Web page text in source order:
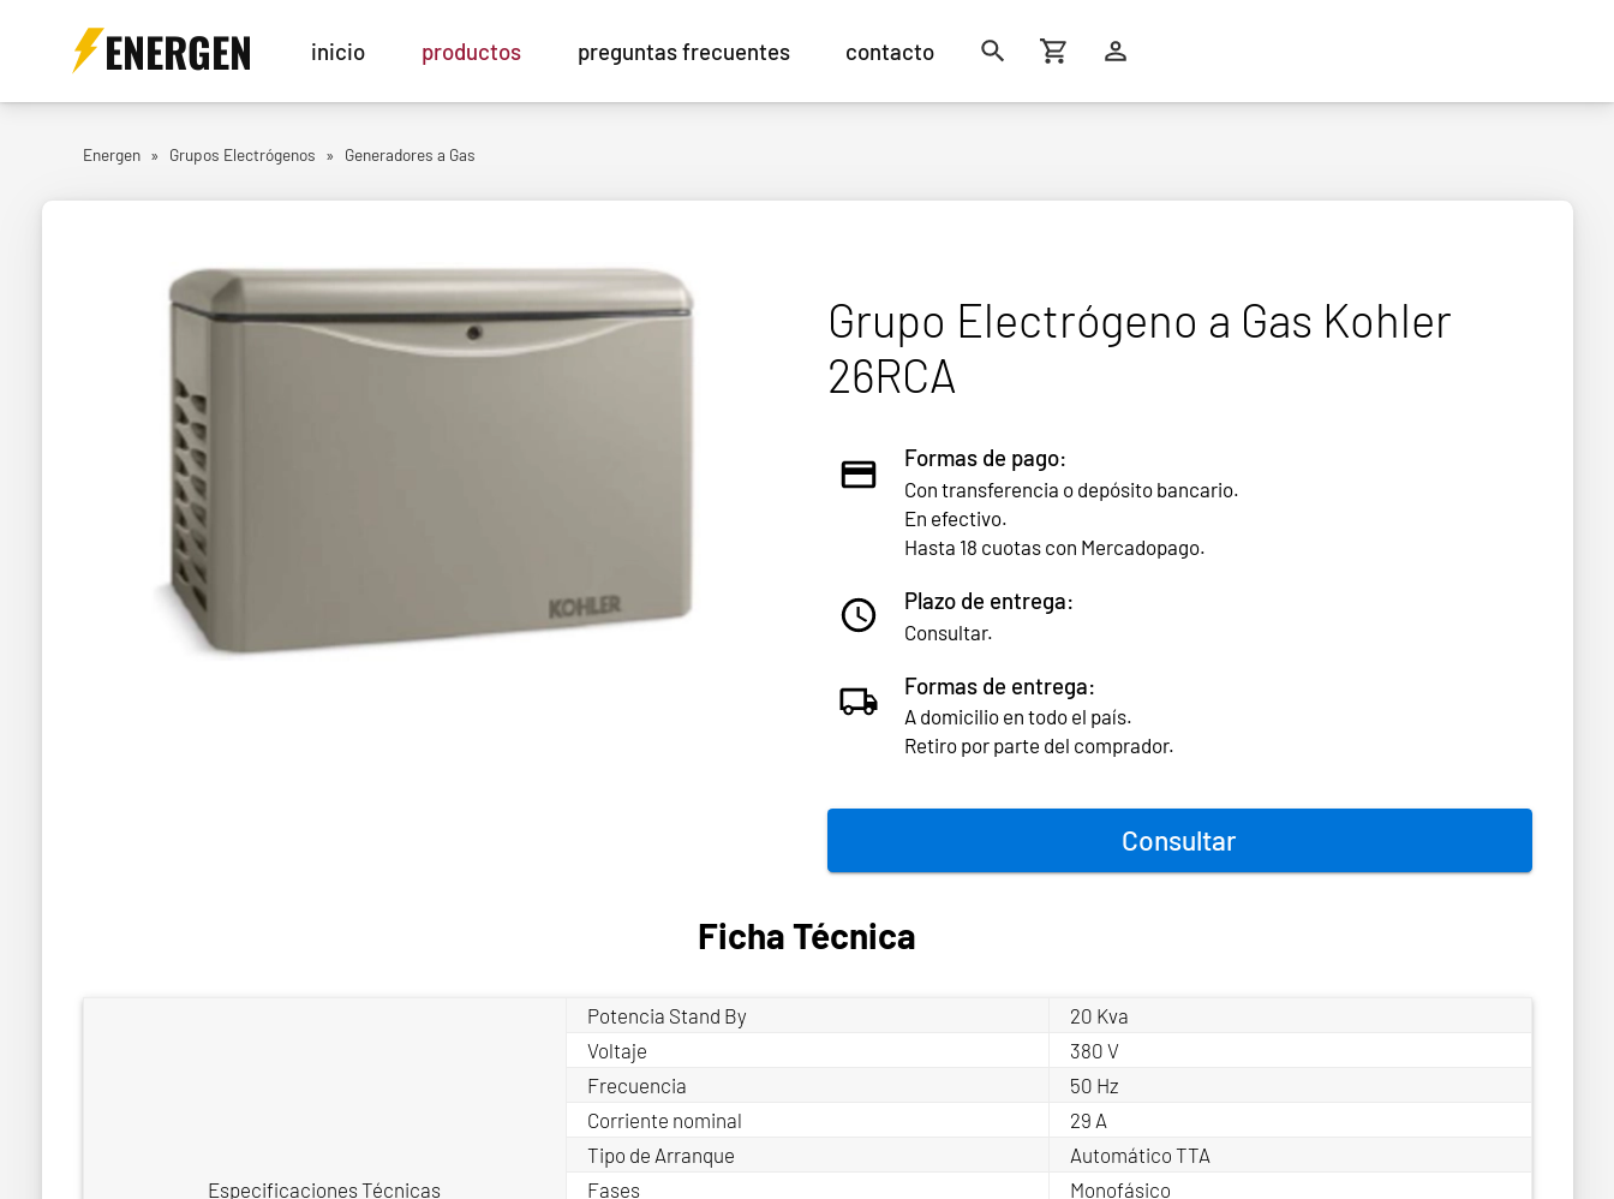
ENERGEN inicio productos preguntas frecuentes contacto
Energen » Grupos Electrógenos » Generadores a Gas
Grupo Electrógeno a Gas Kohler
26RCA
Formas de pago:
Con transferencia o depósito bancario.
En efectivo.
Hasta 18 cuotas con Mercadopago.
Plazo de entrega:
Consultar.
Formas de entrega:
A domicilio en todo el país.
Retiro por parte del comprador.
Consultar
Ficha Técnica
Especificaciones Técnicas
Potencia Stand By
20 Kva
Voltaje
380 V
Frecuencia
50 Hz
Corriente nominal
29 A
Tipo de Arranque
Automático TTA
Fases
Monofásico